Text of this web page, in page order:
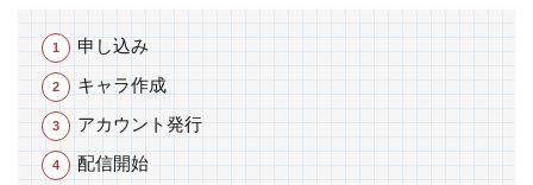
申し込み
キャラ作成
アカウント発行
配信開始